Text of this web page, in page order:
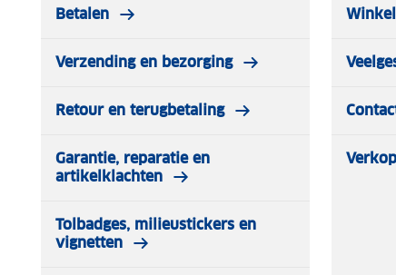
Met de HorizonJacket kies je voor betrouwbare
en ga goed voorbereid op pad.
Betalen
Verzending en bezorging
Retour en terugbetaling
Garantie, reparatie en
artikelklachten
Tolbadges, milieustickers en
vignetten